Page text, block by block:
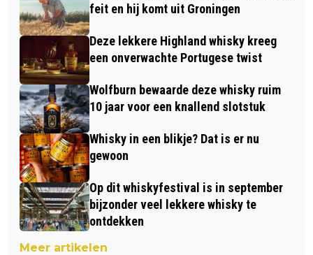
feit en hij komt uit Groningen
Deze lekkere Highland whisky kreeg
een onverwachte Portugese twist
Wolfburn bewaarde deze whisky ruim
10 jaar voor een knallend slotstuk
Whisky in een blikje? Dat is er nu
gewoon
Op dit whiskyfestival is in september
bijzonder veel lekkere whisky te
ontdekken
Meer artikelen